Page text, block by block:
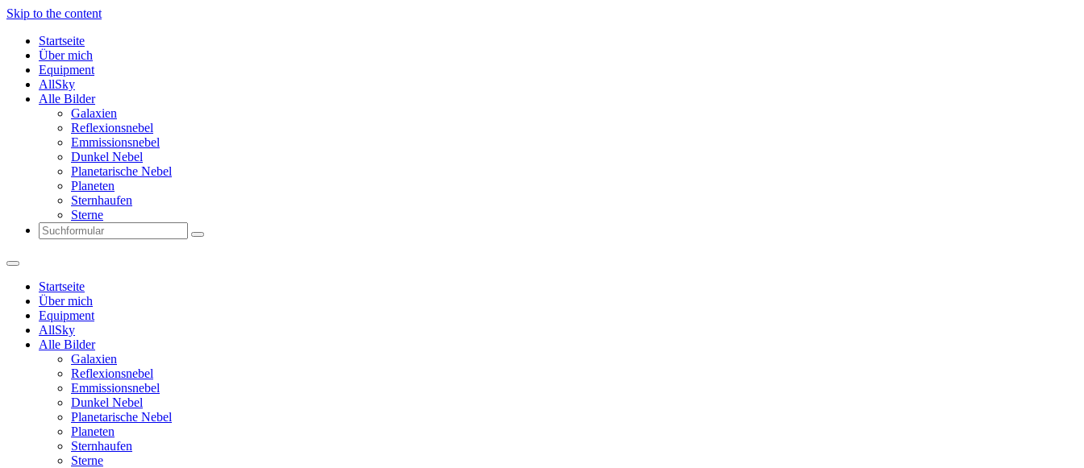
Skip to the content
Startseite
Über mich
Equipment
AllSky
Alle Bilder
Galaxien
Reflexionsnebel
Emmissionsnebel
Dunkel Nebel
Planetarische Nebel
Planeten
Sternhaufen
Sterne
Search
Startseite
Über mich
Equipment
AllSky
Alle Bilder
Galaxien
Reflexionsnebel
Emmissionsnebel
Dunkel Nebel
Planetarische Nebel
Planeten
Sternhaufen
Sterne